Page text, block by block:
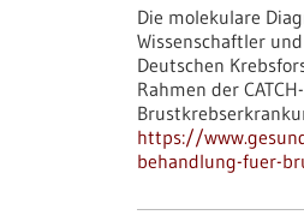
Die molekulare
Wissenschaftler
Deutschen
Rahmen der
https://
behandlung-fuer-